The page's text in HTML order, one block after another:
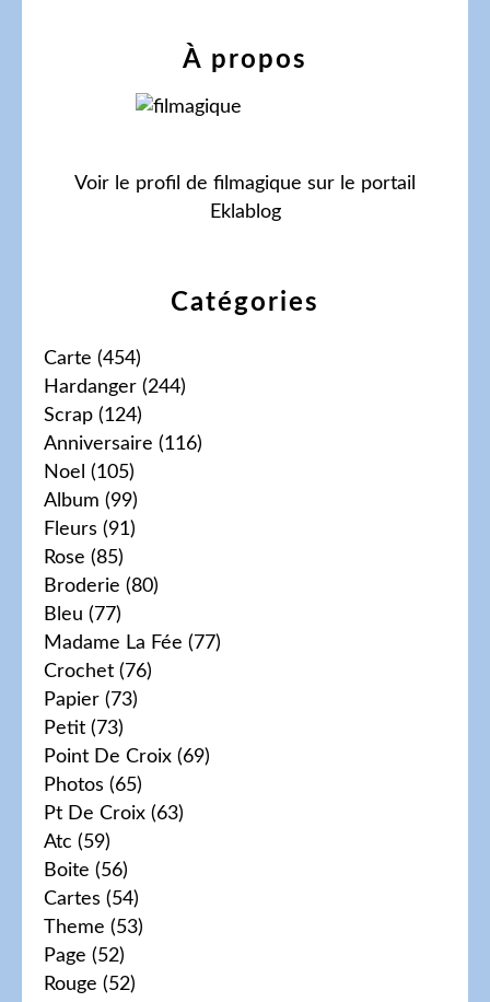
Catégories
Carte (454)
Hardanger (244)
Scrap (124)
Anniversaire (116)
Noel (105)
Album (99)
Fleurs (91)
Rose (85)
Broderie (80)
Bleu (77)
Madame La Fée (77)
Crochet (76)
Papier (73)
Petit (73)
Point De Croix (69)
Photos (65)
Pt De Croix (63)
Atc (59)
Boite (56)
Cartes (54)
Theme (53)
Page (52)
Rouge (52)
À propos
Voir le profil de filmagique sur le portail
Eklablog